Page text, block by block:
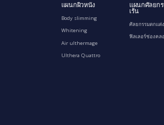
แผนกผิวหนัง
Body slimming
Whitening
Air ulthermage
Ulthera Quattro
แผนกศัลยก
เร้น
ศัลยกรรมตกแต่ง
ฟิลเลอร์ช่องคล